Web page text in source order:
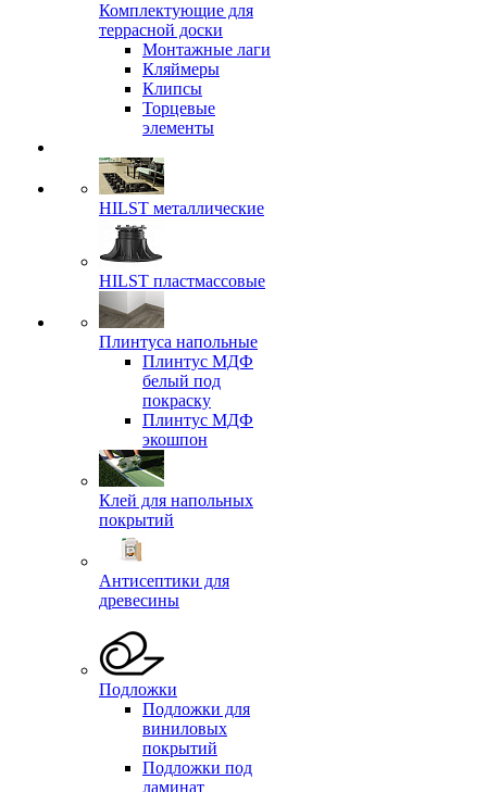
Комплектующие для
террасной доски
Монтажные лаги
Кляймеры
Клипсы
Торцевые
элементы
HILST металлические
HILST пластмассовые
Плинтуса напольные
Плинтус МДФ
белый под
покраску
Плинтус МДФ
экошпон
Клей для напольных
покрытий
Антисептики для
древесины
Подложки
Подложки для
виниловых
покрытий
Подложки под
ламинат